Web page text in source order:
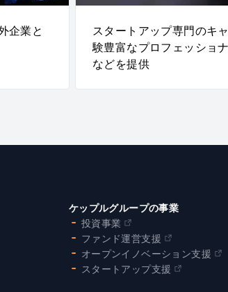
企業と
スタートアップ専門のキ
験豊富なプロフェッショ
などを提供
ケップルグループの事業
投資事業
ファンド運営支援
オープンイノベーション支援
スタートアップ支援